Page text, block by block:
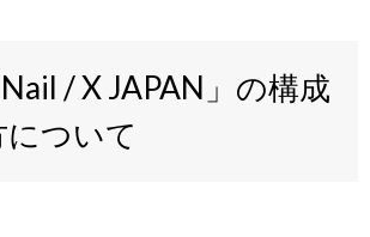
Nail / X JAPAN」の構成
について